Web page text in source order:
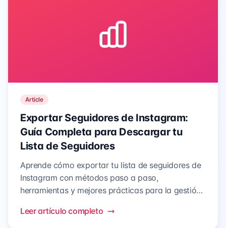
Article
Exportar Seguidores de Instagram:
Guía Completa para Descargar tu
Lista de Seguidores
Aprende cómo exportar tu lista de seguidores de
Instagram con métodos paso a paso,
herramientas y mejores prácticas para la gestión
marketing.
Leer artículo completo